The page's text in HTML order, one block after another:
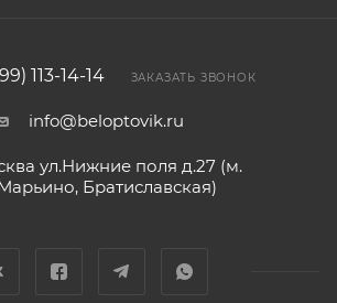
113-14-14 ЗАКАЗАТЬ ЗВОНОК
info@beloptovik.ru
ул.Нижние поля д.27 (м.
Братиславская)